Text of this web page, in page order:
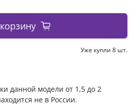
Уже купли 8 шт.
данной модели от 1,5 до 2
не в России.